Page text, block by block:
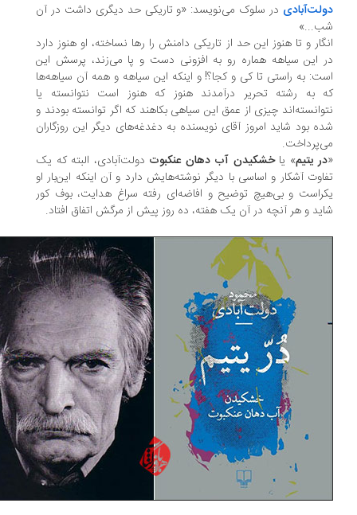
در سلوک می‌نویسد: «و تاریکی حد دیگری داشت در آن
و تا هنوز این حد از تاریکی دامنش را رها نساخته، او هنوز دارد
این سیاهه هماره رو به افزونی دست و پا می‌زند، پرسش این
به راستی تا کی و کجا؟! و اینکه این سیاهه و همه آن سیاهه‌ها
به رشته تحریر درآمدند هنوز که هنوز است نتوانسته یا
چیزی از عمق این سیاهی بکاهند که اگر توانسته بودند و
بود شاید امروز آقای نویسنده به دغدغه‌های دیگر این روزگاران
یتیم» یاخشکیدن آب دهان عنکبوتدولت‌آبادی، البته که یک
آشکار و اساسی با دیگر نوشته‌هایش دارد و آن اینکه این‌بار او
و بی‌هیچ توضیح و افاضه‌ای رفته سراغ هدایت، بوف کور
و هر آنچه در آن یک هفته، ده روز پیش از مرگش اتفاق افتاد.